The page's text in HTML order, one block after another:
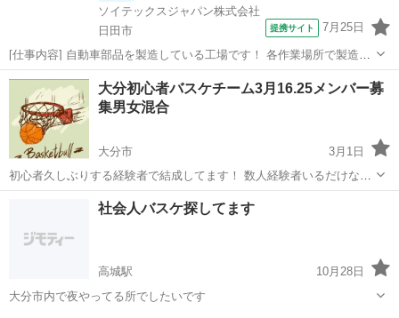
ソイテックスジャパン株式会社
日田市
提携サイト 7月25日
[仕事内容] 自動車部品を製造している工場です！ 各作業場所で製造ス
タッフが作業しており、その作業場所に製造する為の材料を台車に載
せて運搬・ 供給するお仕事をお任せします。 初心者や未経験者でも安
心して働けます。 ■□...
大分 日田市 工場
大分初心者バスケチーム3月16.25メンバー募
集男女混合
大分市
3月1日
初心者久しぶりする経験者で結成してます！ 数人経験者いるだけなの
で練習とかスリーポイントとか半面練習とかになっても構わない人の
み参加でお願いしますm(_ _)m 自分は初心者で9割初心者メンバーが何
人か経験者いる感じです！ ...
大分市 バスケットボール 初心者
社会人バスケ探してます
高城駅
10月28日
大分市内で夜やってる所でしたいです